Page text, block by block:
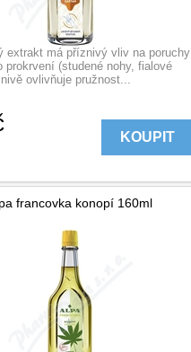
extrakt má příznivý vliv na poruchy
prokrvení (studené nohy, fialové
ovlivňuje pružnost...
KOUPIT
francovka konopí 160ml